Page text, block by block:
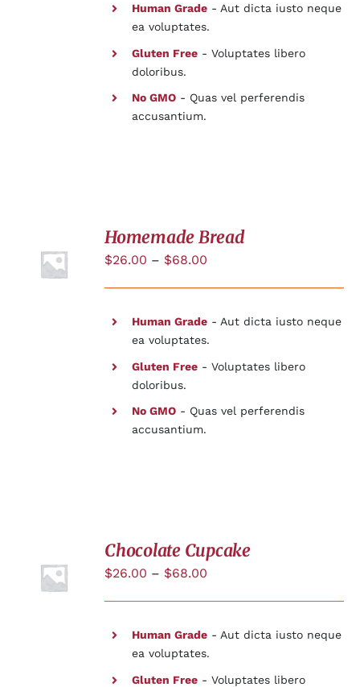
Human Grade- Aut dicta iusto neque
ea voluptates.
Gluten Free- Voluptates libero
doloribus.
No GMO- Quas vel perferendis
accusantium.
DÉTAILS
Homemade Bread
$26.00 – $68.00
Human Grade- Aut dicta iusto neque
ea voluptates.
Gluten Free- Voluptates libero
doloribus.
No GMO- Quas vel perferendis
accusantium.
DÉTAILS
Chocolate Cupcake
$26.00 – $68.00
Human Grade- Aut dicta iusto neque
ea voluptates.
Gluten Free- Voluptates libero